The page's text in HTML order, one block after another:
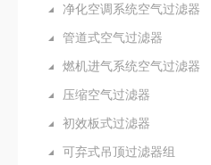
净化空调系统空气过滤器
管道式空气过滤器
燃机进气系统空气过滤器
压缩空气过滤器
初效板式过滤器
可弃式吊顶过滤器组